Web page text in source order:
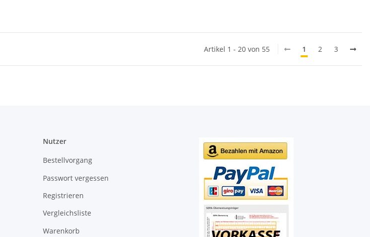
Artikel 1 - 20 von 55 1 2 3
Nutzer
Bestellvorgang
Passwort vergessen
Registrieren
Vergleichsliste
Warenkorb